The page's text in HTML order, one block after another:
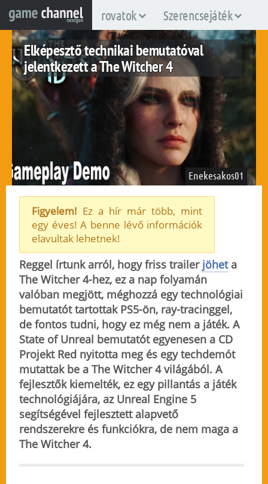
rovatok Szerencsejáték
Elképesztő technikai bemutatóval
jelentkezett a The Witcher 4
pc ps5 xboxsx
Enekesakos01
Figyelem! Ez a hír már több, mint
egy éves! A benne lévő információk
elavultak lehetnek!
Reggel írtunk arról, hogy friss trailer jöheta
The Witcher 4-hez, ez a nap folyamán
valóban megjött, méghozzá egy technológiai
bemutatót tartottak PS5-ön, ray-tracinggel,
de fontos tudni, hogy ez még nem a játék. A
State of Unreal bemutatót egyenesen a CD
Projekt Red nyitotta meg és egy techdemót
mutattak be a The Witcher 4 világából. A
fejlesztők kiemelték, ez egy pillantás a játék
technológiájára, az Unreal Engine 5
segítségével fejlesztett alapvető
rendszerekre és funkciókra, de nem magaa
The Witcher 4.